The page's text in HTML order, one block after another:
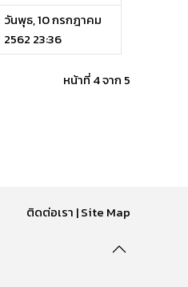
วันพุธ, 10 กรกฎาคม
2562 23:36
หน้าที่ 4 จาก 5
ติดต่อเรา |Site Map